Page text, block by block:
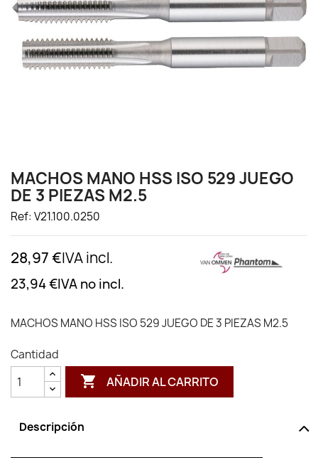
MACHOS MANO HSS ISO 529 JUEGO
DE 3 PIEZAS M2.5
Ref: V21.100.0250
28,97 €IVA incl.
23,94 €IVA no incl.
MACHOS MANO HSS ISO 529 JUEGO DE 3 PIEZAS M2.5
Cantidad
 AÑADIR AL CARRITO
Descripción